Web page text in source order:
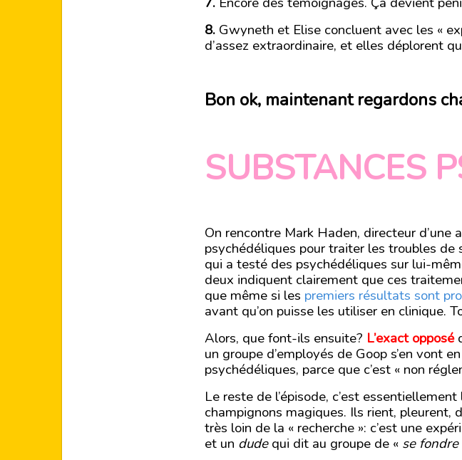
8.Gwyneth et Elise concluent avec les «
d’assez extraordinaire, et elles déplorent
Bon ok, maintenant regardons
SUBSTANCES
On rencontre Mark Haden, directeur d’une
psychédéliques pour traiter les troubles
qui a testé des psychédéliques sur lui-
deux indiquent clairement que ces
que même si les premiers résultats sont
avant qu’on puisse les utiliser en clinique.
Alors, que font-ils ensuite? L’exact opposé
un groupe d’employés de Goop s’en vont
psychédéliques, parce que c’est « non
Le reste de l’épisode, c’est
champignons magiques. Ils rient, pleurent,
très loin de la « recherche »: c’est une
et un dudequi dit au groupe de « se